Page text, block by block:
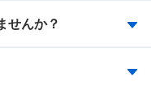
せんか？